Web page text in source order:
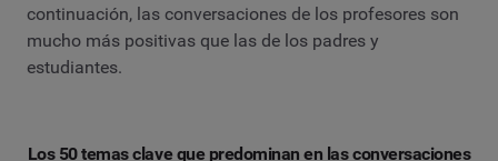
continuación, las conversaciones de los profesores son
mucho más positivas que las de los padres y
estudiantes.
Los 50 temas clave que predominan en las conversaciones